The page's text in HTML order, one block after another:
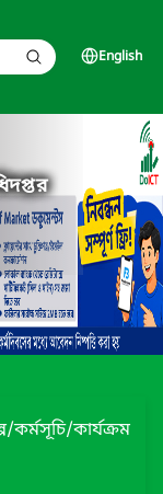
English
কর্মসূচি/কার্যক্রম